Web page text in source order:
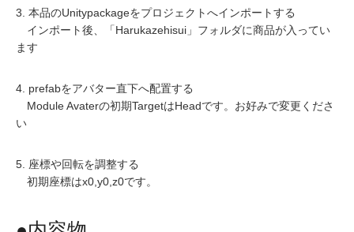
3. 本品のUnitypackageをプロジェクトへインポートする
インポート後、「Harukazehisui」フォルダに商品が入ってい
ます
4. prefabをアバター直下へ配置する
Module Avaterの初期TargetはHeadです。お好みで変更くださ
い
5. 座標や回転を調整する
初期座標はx0,y0,z0です。